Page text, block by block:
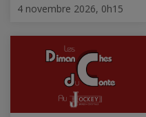
4 novembre 2026, 0h15